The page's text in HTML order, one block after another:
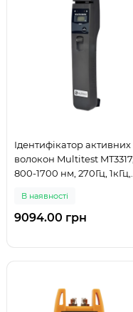
Ідентифікатор активних
волокон Multitest MT3317,
800-1700 нм, 270Гц, 1кГц,
В наявності
9094.00 грн